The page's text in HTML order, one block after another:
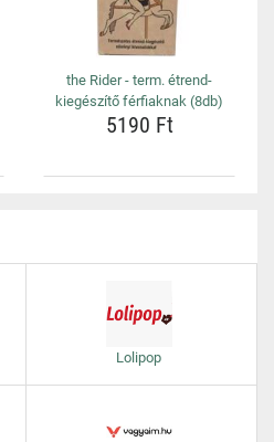
the Rider - term. étrend-
kiegészítő férfiaknak (8db)
5190 Ft
Lolipop